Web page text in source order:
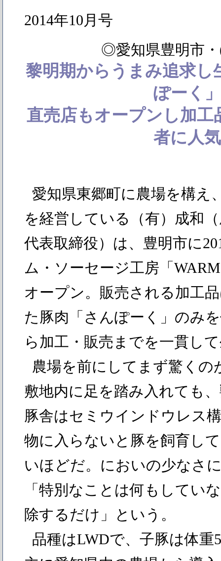
2014年10月号
◎愛知県豊明市
黎明期からうまみ追求し
ぽーく」
直売店もオープンし加工
者に人気
愛知県東郷町に農場を構え
を経営している（有）成和
代表取締役）は、豊明市に
ム・ソーセージ工房「
オープン。販売される加工
た豚肉「さんぽーく」のみ
ら加工・販売までを一貫し
農場を前にしてまず驚くの
敷地内に足を踏み入れても
豚舎はセミウインドウレス
物に入らないと豚を飼育し
いほどだ。においの少なさ
「特別なことは何もしてい
除するだけ」という。
品種はLWDで、子豚は体重